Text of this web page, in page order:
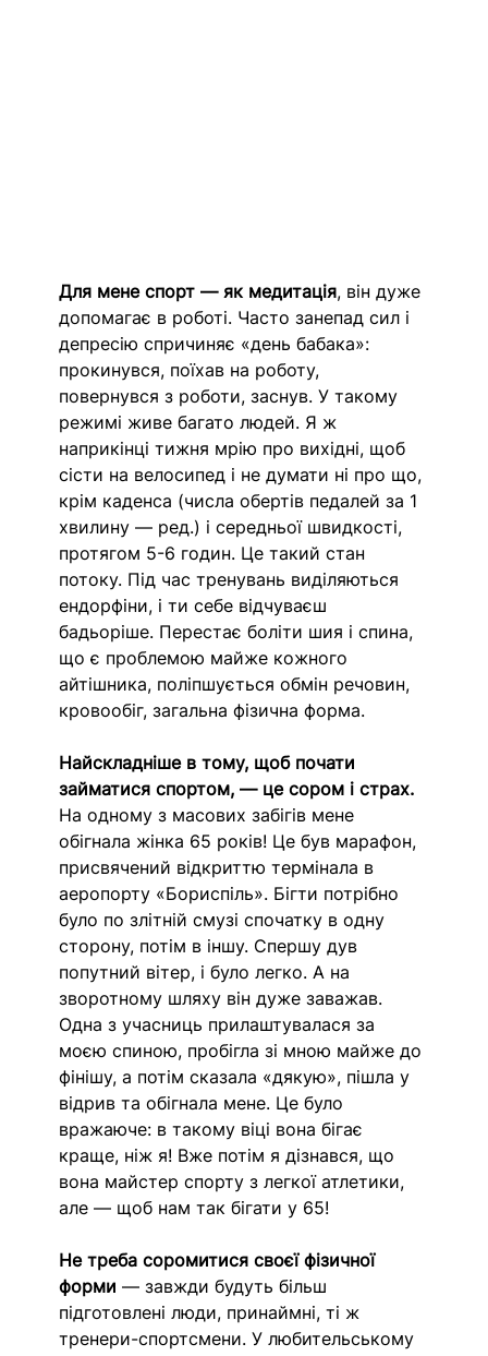
Для мене спорт — як медитація, він дуже
допомагає в роботі. Часто занепад сил і
депресію спричиняє «день бабака»:
прокинувся, поїхав на роботу,
повернувся з роботи, заснув. У такому
режимі живе багато людей. Я ж
наприкінці тижня мрію про вихідні, щоб
сісти на велосипед і не думати ні про що,
крім каденса (числа обертів педалей за 1
хвилину — ред.) і середньої швидкості,
протягом 5-6 годин. Це такий стан
потоку. Під час тренувань виділяються
ендорфіни, і ти себе відчуваєш
бадьоріше. Перестає боліти шия і спина,
що є проблемою майже кожного
айтішника, поліпшується обмін речовин,
кровообіг, загальна фізична форма.
Найскладніше в тому, щоб почати
займатися спортом, — це сором і страх.
На одному з масових забігів мене
обігнала жінка 65 років! Це був марафон,
присвячений відкриттю термінала в
аеропорту «Бориспіль». Бігти потрібно
було по злітній смузі спочатку в одну
сторону, потім в іншу. Спершу дув
попутний вітер, і було легко. А на
зворотному шляху він дуже заважав.
Одна з учасниць прилаштувалася за
моєю спиною, пробігла зі мною майже до
фінішу, а потім сказала «дякую», пішла у
відрив та обігнала мене. Це було
вражаюче: в такому віці вона бігає
краще, ніж я! Вже потім я дізнався, що
вона майстер спорту з легкої атлетики,
але — щоб нам так бігати у 65!
Не треба соромитися своєї фізичної
форми — завжди будуть більш
підготовлені люди, принаймні, ті ж
тренери-спортсмени. У любительському